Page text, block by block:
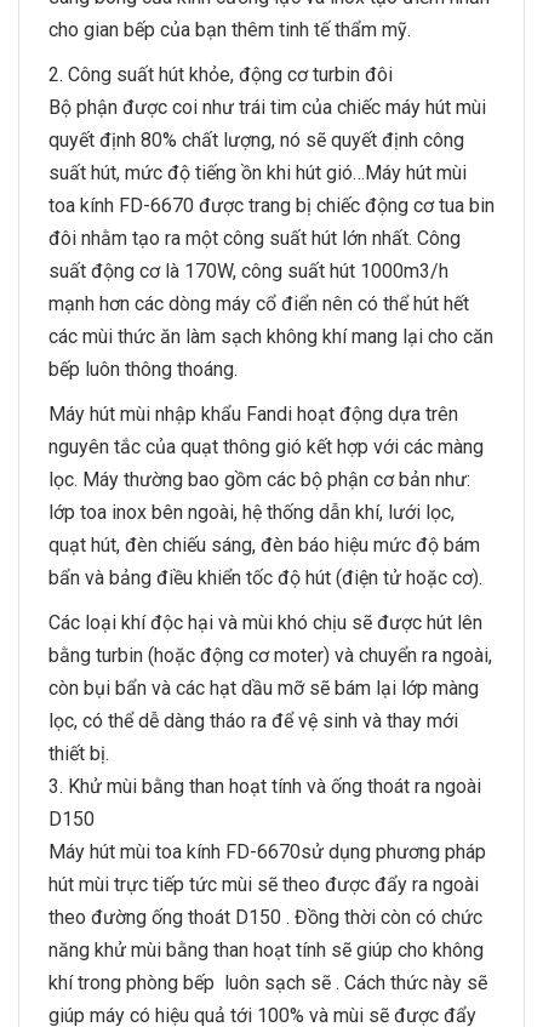
cho gian bếp của bạn thêm tinh tế thẩm mỹ.
2. Công suất hút khỏe, động cơ turbin đôi
Bộ phận được coi như trái tim của chiếc máy hút mùi
quyết định 80% chất lượng, nó sẽ quyết định công
suất hút, mức độ tiếng ồn khi hút gió…Máy hút mùi
toa kính FD-6670 được trang bị chiếc động cơ tua bin
đôi nhằm tạo ra một công suất hút lớn nhất. Công
suất động cơ là 170W, công suất hút 1000m3/h
mạnh hơn các dòng máy cổ điển nên có thể hút hết
các mùi thức ăn làm sạch không khí mang lại cho căn
bếp luôn thông thoáng.
Máy hút mùi nhập khẩu Fandi hoạt động dựa trên
nguyên tắc của quạt thông gió kết hợp với các màng
lọc. Máy thường bao gồm các bộ phận cơ bản như:
lớp toa inox bên ngoài, hệ thống dẫn khí, lưới lọc,
quạt hút, đèn chiếu sáng, đèn báo hiệu mức độ bám
bẩn và bảng điều khiển tốc độ hút (điện tử hoặc cơ).
Các loại khí độc hại và mùi khó chịu sẽ được hút lên
bằng turbin (hoặc động cơ moter) và chuyển ra ngoài,
còn bụi bẩn và các hạt dầu mỡ sẽ bám lại lớp màng
lọc, có thể dễ dàng tháo ra để vệ sinh và thay mới
thiết bị.
3. Khử mùi bằng than hoạt tính và ống thoát ra ngoài
D150
Máy hút mùi toa kính FD-6670sử dụng phương pháp
hút mùi trực tiếp tức mùi sẽ theo được đẩy ra ngoài
theo đường ống thoát D150 . Đồng thời còn có chức
năng khử mùi bằng than hoạt tính sẽ giúp cho không
khí trong phòng bếp luôn sạch sẽ . Cách thức này sẽ
giúp máy có hiệu quả tới 100% và mùi sẽ được đẩy